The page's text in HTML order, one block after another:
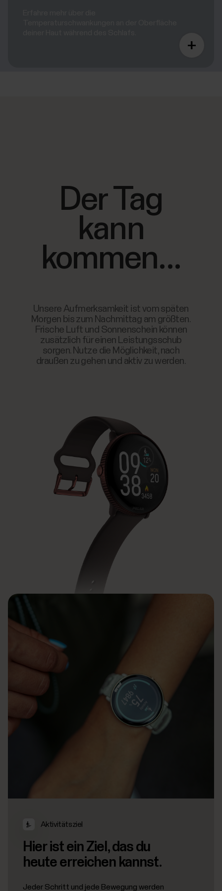
Der Tag
kann
kommen...
Unsere Aufmerksamkeit ist vom späten
Morgen bis zum Nachmittag am größten.
Frische Luft und Sonnenschein können
zusätzlich für einen Leistungsschub
sorgen. Nutze die Möglichkeit, nach
draußen zu gehen und aktiv zu werden.
Aktivitätsziel
Hier ist ein Ziel, das du
heute erreichen kannst.
Jeder Schritt und jede Bewegung werden